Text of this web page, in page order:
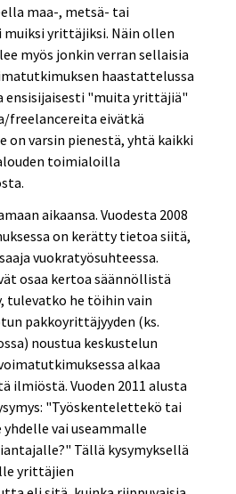
maa-, metsä- tai
yrittäjiksi. Näin ollen
myös jonkin verran sellaisia
haastattelussa
ensisijaisesti "muita yrittäjiä"
eivätkä
on varsin pienestä, yhtä kaikki
toimialoilla
aikaansa. Vuodesta 2008
on kerätty tietoa siitä,
vuokratyösuhteessa.
osaa kertoa säännöllistä
tulevatko he töihin vain
pakkoyrittäjyyden (ks.
noustua keskustelun
alkaa
ilmiöstä. Vuoden 2011 alusta
"Työskentelettekö tai
vai useammalle
Tällä kysymyksellä
yrittäjien